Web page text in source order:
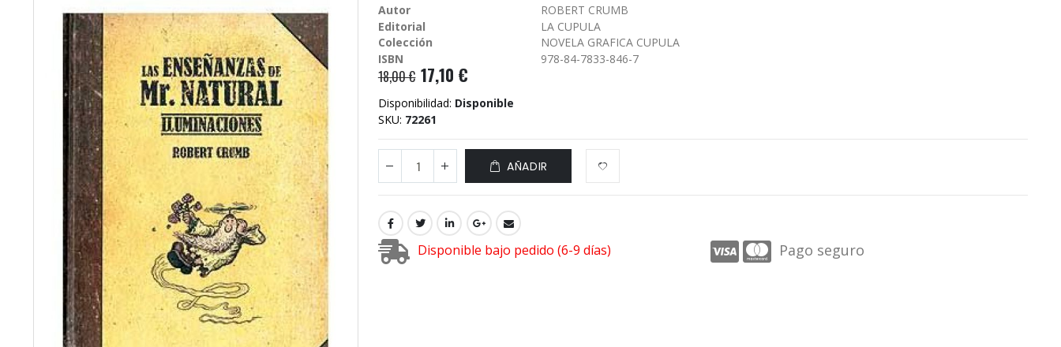
galería
imágenes
Autor
ROBERT CRUMB
Editorial
LA CUPULA
Colección
NOVELA GRAFICA CUPULA
ISBN
978-84-7833-846-7
18,00 € 17,10 €
Disponibilidad: Disponible
SKU 72261
AÑADIR
Disponible bajo pedido (6-9 días) Pago seguro